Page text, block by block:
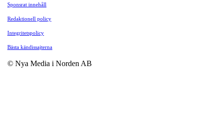
Sponsrat innehåll
Redaktionell policy
Integritetspolicy
Bästa kändissajterna
© Nya Media i Norden AB